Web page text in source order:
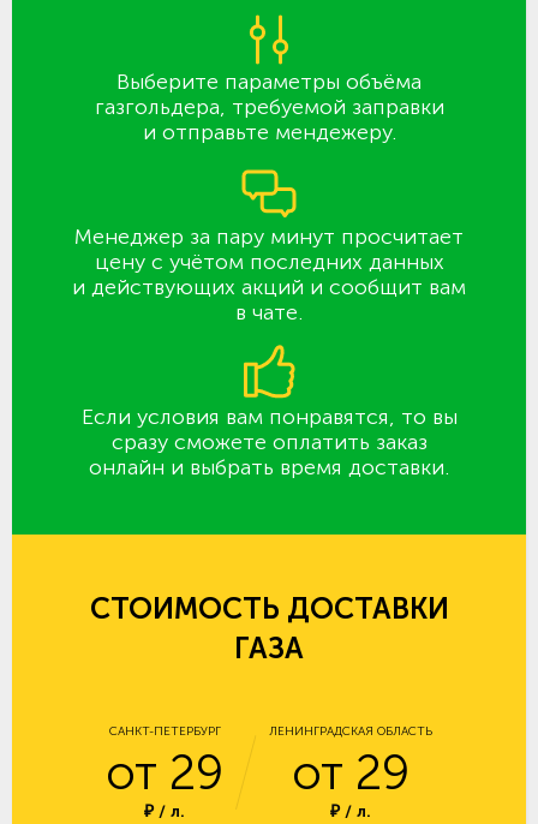
Выберите параметры объёма
газгольдера, требуемой заправки
и отправьте мендежеру.
Менеджер за пару минут просчитает
цену с учётом последних данных
и действующих акций и сообщит вам
в чате.
Если условия вам понравятся, то вы
сразу сможете оплатить заказ
онлайн и выбрать время доставки.
СТОИМОСТЬ ДОСТАВКИ
ГАЗА
САНКТ-ПЕТЕРБУРГ
от 29
₽ / л.
ЛЕНИНГРАДСКАЯ ОБЛАСТЬ
от 29
₽ / л.